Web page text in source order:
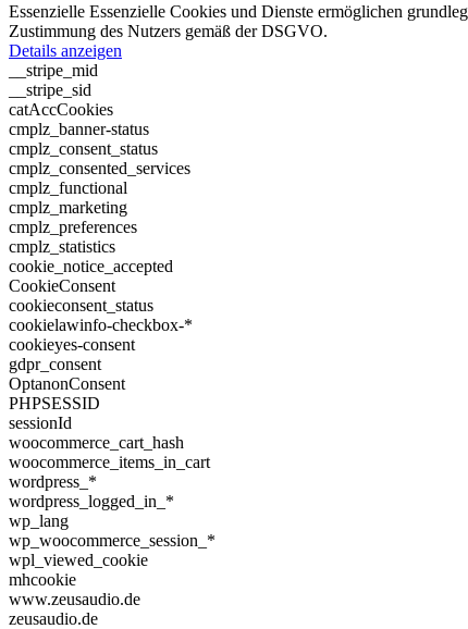
Essenzielle Essenzielle Cookies und Dienste ermöglichen
Zustimmung des Nutzers gemäß der DSGVO.
Details anzeigen
__stripe_mid
__stripe_sid
catAccCookies
cmplz_banner-status
cmplz_consent_status
cmplz_consented_services
cmplz_functional
cmplz_marketing
cmplz_preferences
cmplz_statistics
cookie_notice_accepted
CookieConsent
cookieconsent_status
cookielawinfo-checkbox-*
cookieyes-consent
gdpr_consent
OptanonConsent
PHPSESSID
sessionId
woocommerce_cart_hash
woocommerce_items_in_cart
wordpress_*
wordpress_logged_in_*
wp_lang
wp_woocommerce_session_*
wpl_viewed_cookie
mhcookie
www.zeusaudio.de
zeusaudio.de